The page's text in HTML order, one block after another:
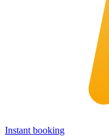
Instant booking